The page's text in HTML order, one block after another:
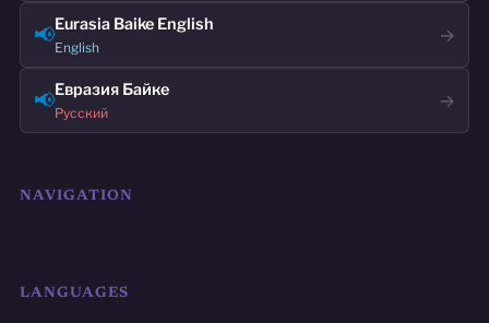
📢Eurasia Baike English
English
→
📢Евразия Байке
Русский
→
NAVIGATION
LANGUAGES